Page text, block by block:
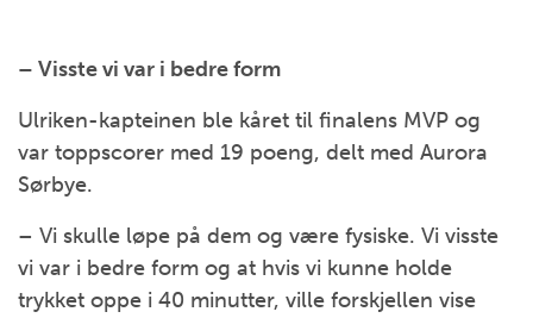
– Visste vi var i bedre form
Ulriken-kapteinen ble kåret til finalens MVP og
var toppscorer med 19 poeng, delt med Aurora
Sørbye.
– Vi skulle løpe på dem og være fysiske. Vi visste
vi var i bedre form og at hvis vi kunne holde
trykket oppe i 40 minutter, ville forskjellen vise